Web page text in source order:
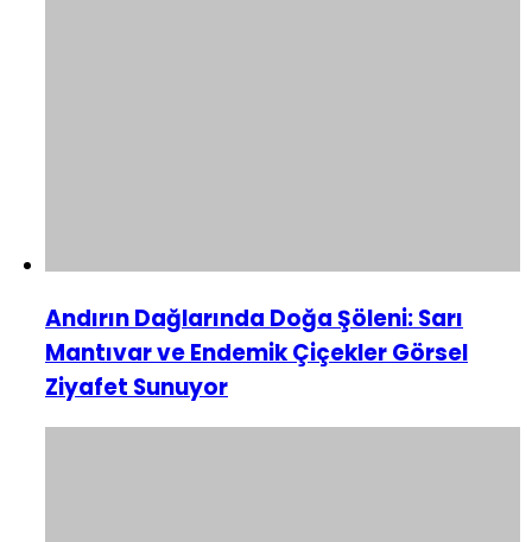
Andırın Dağlarında Doğa Şöleni: Sarı
Mantıvar ve Endemik Çiçekler Görsel
Ziyafet Sunuyor